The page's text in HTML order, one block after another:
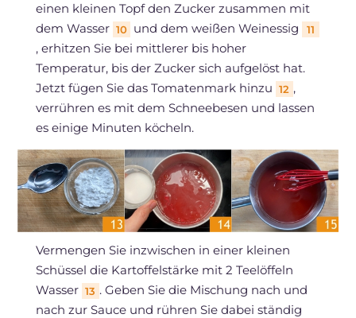
einen kleinen Topf den Zucker zusammen mit
dem Wasser 10 und dem weißen Weinessig 11
, erhitzen Sie bei mittlerer bis hoher
Temperatur, bis der Zucker sich aufgelöst hat.
Jetzt fügen Sie das Tomatenmark hinzu 12 ,
verrühren es mit dem Schneebesen und lassen
es einige Minuten köcheln.
Vermengen Sie inzwischen in einer kleinen
Schüssel die Kartoffelstärke mit 2 Teelöffeln
Wasser 13 . Geben Sie die Mischung nach und
nach zur Sauce und rühren Sie dabei ständig